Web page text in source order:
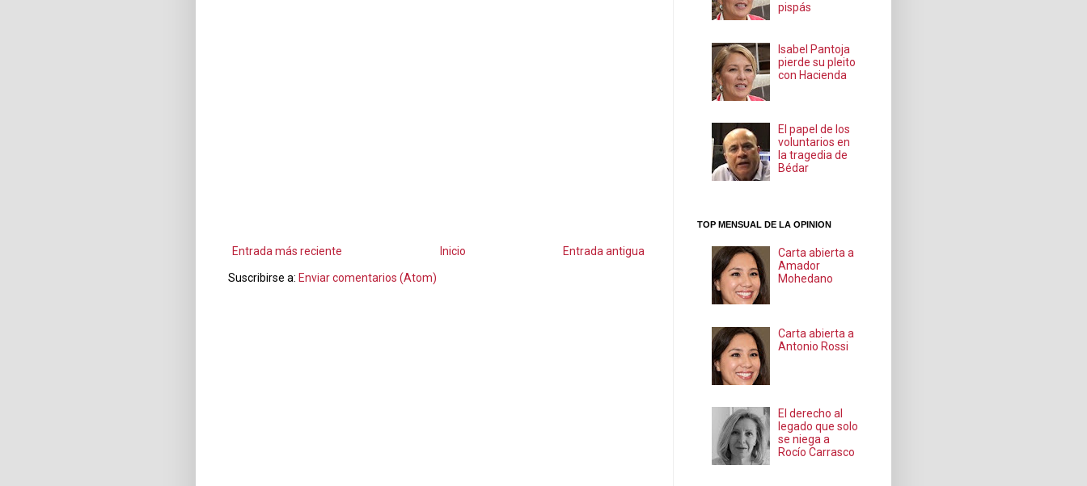
Entrada más reciente Entrada antigua
Inicio
Suscribirse a: Enviar comentarios (Atom)
pispás
Isabel Pantoja
pierde su pleito
con Hacienda
El papel de los
voluntarios en
la tragedia de
Bédar
TOP MENSUAL DE LA OPINION
Carta abierta a
Amador
Mohedano
Carta abierta a
Antonio Rossi
El derecho al
legado que solo
se niega a
Rocío Carrasco